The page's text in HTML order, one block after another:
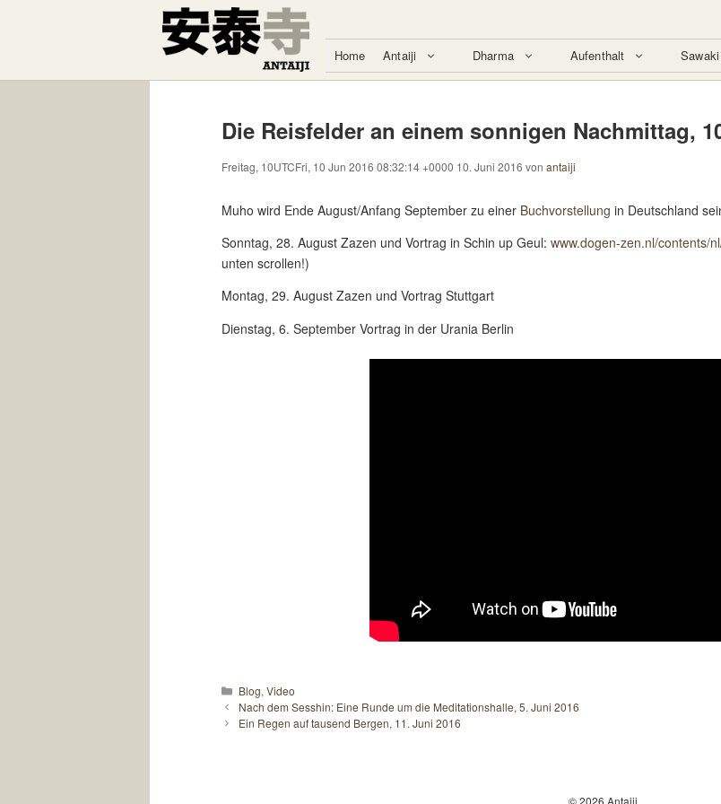
Home Antaiji Dharma Aufenthalt
Die Reisfelder an einem sonnigen Nachmittag,
Freitag, 10UTCFri, 10 Jun 2016 08:32:14 +0000 10. Juni 2016 von antaiji
Muho wird Ende August/Anfang September zu einer Buchvorstellung in Deutschland
Sonntag, 28. August Zazen und Vortrag in Schin up Geul: www.dogen-zen.nl/contents/
unten scrollen!)
Montag, 29. August Zazen und Vortrag Stuttgart
Dienstag, 6. September Vortrag in der Urania Berlin
Kategorien
Blog,Video
Nach dem Sesshin: Eine Runde um die Meditationshalle, 5. Juni 2016
Ein Regen auf tausend Bergen, 11. Juni 2016
© 2026 Antaiji